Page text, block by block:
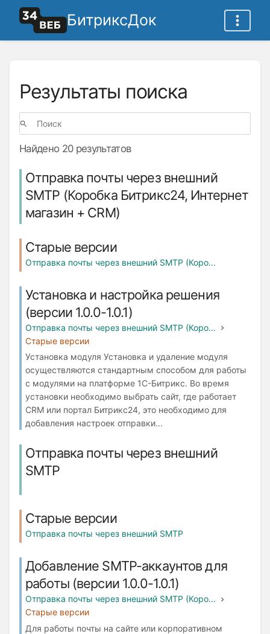
БитриксДок
Результаты поиска
Найдено 20 результатов
Отправка почты через внешний
SMTP (Коробка Битрикс24, Интернет
магазин + СRM)
Старые версии
Отправка почты через внешний SMTP (Коро...
Установка и настройка решения
(версии 1.0.0-1.0.1)
Отправка почты через внешний SMTP (Коро...
Старые версии
Установка модуля Установка и удаление модуля
осуществляются стандартным способом для работы
с модулями на платформе 1С-Битрикс. Во время
установки необходимо выбрать сайт, где работает
СRM или портал Битрикс24, это необходимо для
добавления настроек отправки...
Отправка почты через внешний
SMTP
Старые версии
Отправка почты через внешний SMTP
Добавление SMTP-аккаунтов для
работы (версии 1.0.0-1.0.1)
Отправка почты через внешний SMTP (Коро...
Старые версии
Для работы почты на сайте или корпоративном